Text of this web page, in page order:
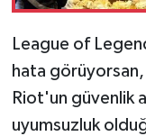
League of
hata görüyorsan,
Riot'un güvenlik
uyumsuzluk